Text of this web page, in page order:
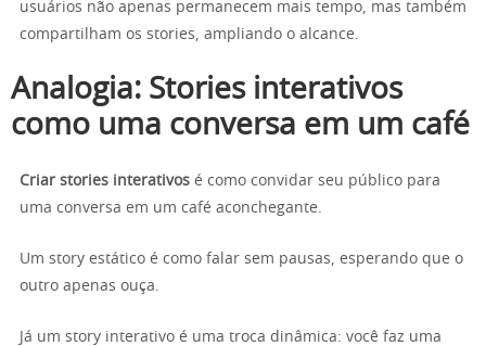
usuários não apenas permanecem mais tempo, mas também
compartilham os stories, ampliando o alcance.
Analogia: Stories interativos
como uma conversa em um café
Criar stories interativos é como convidar seu público para
uma conversa em um café aconchegante.
Um story estático é como falar sem pausas, esperando que o
outro apenas ouça.
Já um story interativo é uma troca dinâmica: você faz uma